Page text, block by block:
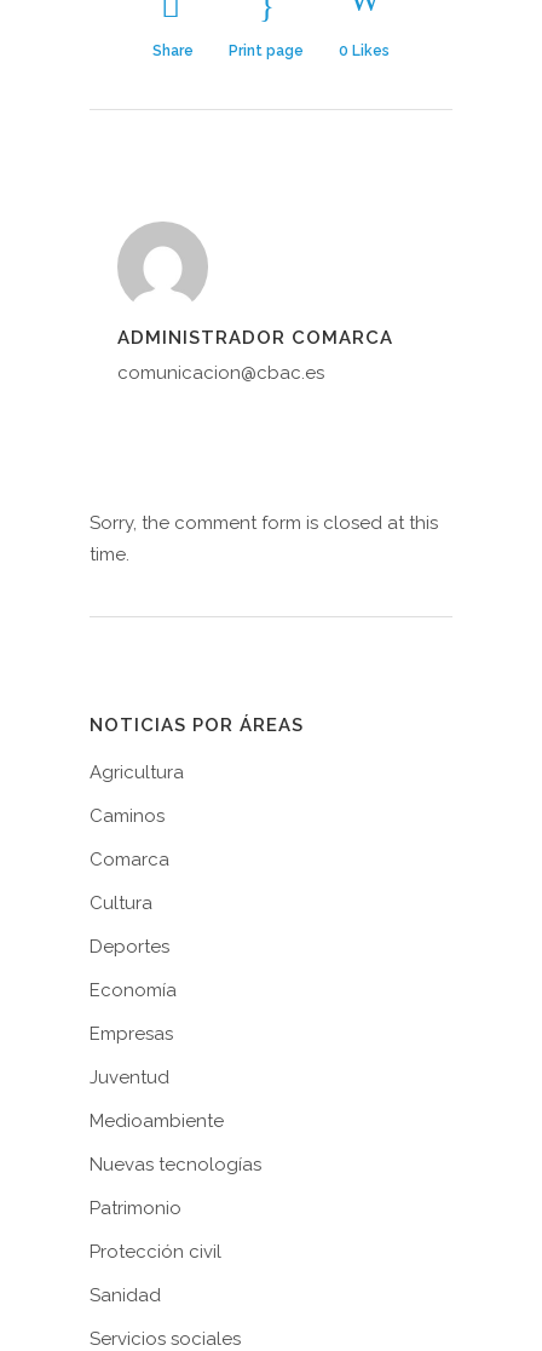
Share Print page 0 Likes
ADMINISTRADOR COMARCA
comunicacion@cbac.es
Sorry, the comment form is closed at this
time.
NOTICIAS POR ÁREAS
Agricultura
Caminos
Comarca
Cultura
Deportes
Economía
Empresas
Juventud
Medioambiente
Nuevas tecnologías
Patrimonio
Protección civil
Sanidad
Servicios sociales